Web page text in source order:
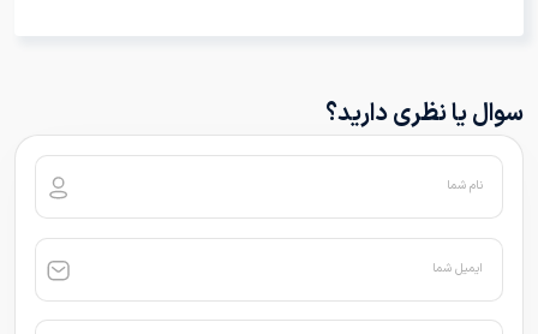
سوال یا نظری دارید؟
نام شما
ایمیل شما